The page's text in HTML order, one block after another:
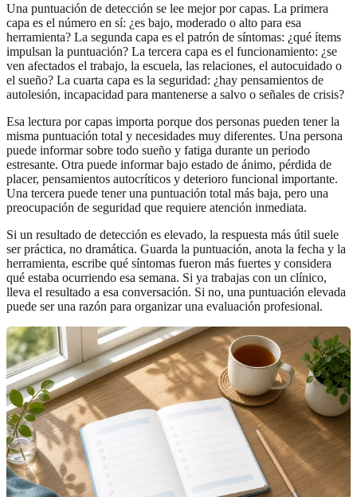
Una puntuación de detección se lee mejor por capas. La primera
capa es el número en sí: ¿es bajo, moderado o alto para esa
herramienta? La segunda capa es el patrón de síntomas: ¿qué ítems
impulsan la puntuación? La tercera capa es el funcionamiento: ¿se
ven afectados el trabajo, la escuela, las relaciones, el autocuidado o
el sueño? La cuarta capa es la seguridad: ¿hay pensamientos de
autolesión, incapacidad para mantenerse a salvo o señales de crisis?
Esa lectura por capas importa porque dos personas pueden tener la
misma puntuación total y necesidades muy diferentes. Una persona
puede informar sobre todo sueño y fatiga durante un periodo
estresante. Otra puede informar bajo estado de ánimo, pérdida de
placer, pensamientos autocríticos y deterioro funcional importante.
Una tercera puede tener una puntuación total más baja, pero una
preocupación de seguridad que requiere atención inmediata.
Si un resultado de detección es elevado, la respuesta más útil suele
ser práctica, no dramática. Guarda la puntuación, anota la fecha y la
herramienta, escribe qué síntomas fueron más fuertes y considera
qué estaba ocurriendo esa semana. Si ya trabajas con un clínico,
lleva el resultado a esa conversación. Si no, una puntuación elevada
puede ser una razón para organizar una evaluación profesional.